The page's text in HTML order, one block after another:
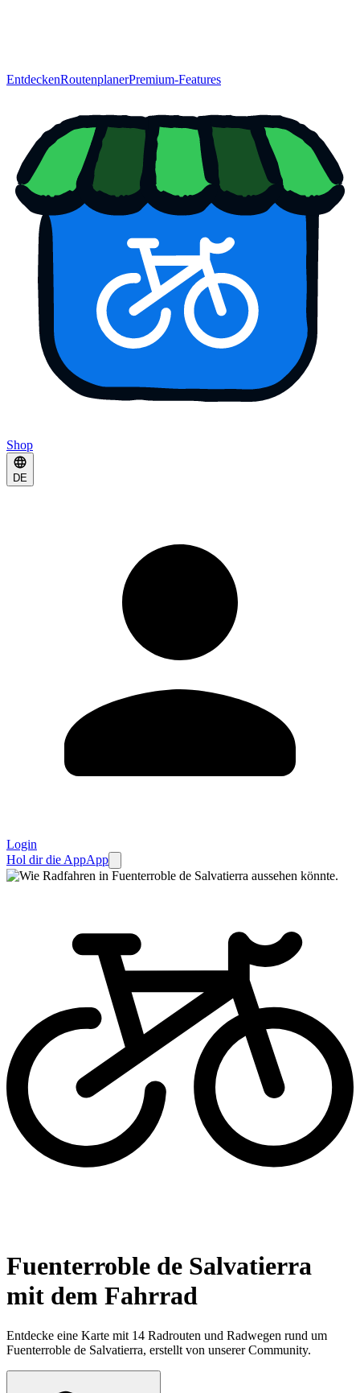
EntdeckenRoutenplanerPremium-Features
Shop
DE
Login
Hol dir die AppApp
Fuenterroble de Salvatierra
mit dem Fahrrad
Entdecke eine Karte mit 14 Radrouten und Radwegen rund um
Fuenterroble de Salvatierra, erstellt von unserer Community.